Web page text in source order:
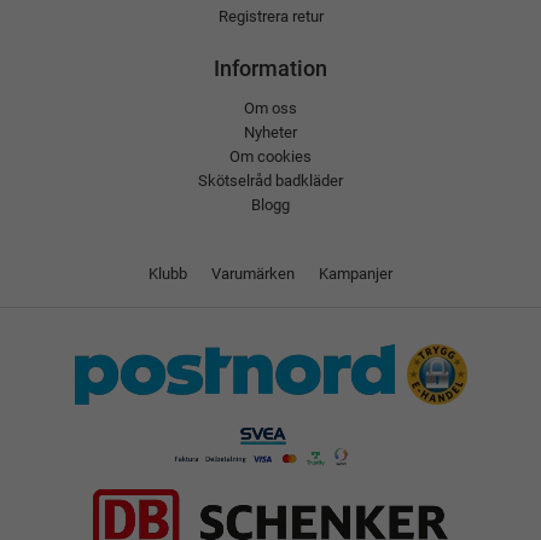
Registrera retur
Information
Om oss
Nyheter
Om cookies
Skötselråd badkläder
Blogg
Klubb Varumärken Kampanjer